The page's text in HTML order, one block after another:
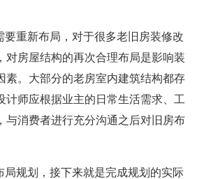
要重新布局，对于很多老旧房装修改
对房屋结构的再次合理布局是影响装
素。大部分的老房室内建筑结构都存
计师应根据业主的日常生活需求、工
与消费者进行充分沟通之后对旧房布
局规划，接下来就是完成规划的实际